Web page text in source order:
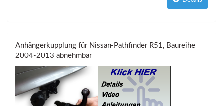
Anhängerkupplung für Nissan-Pathfinder R51, Baureihe
2004-2013 abnehmbar